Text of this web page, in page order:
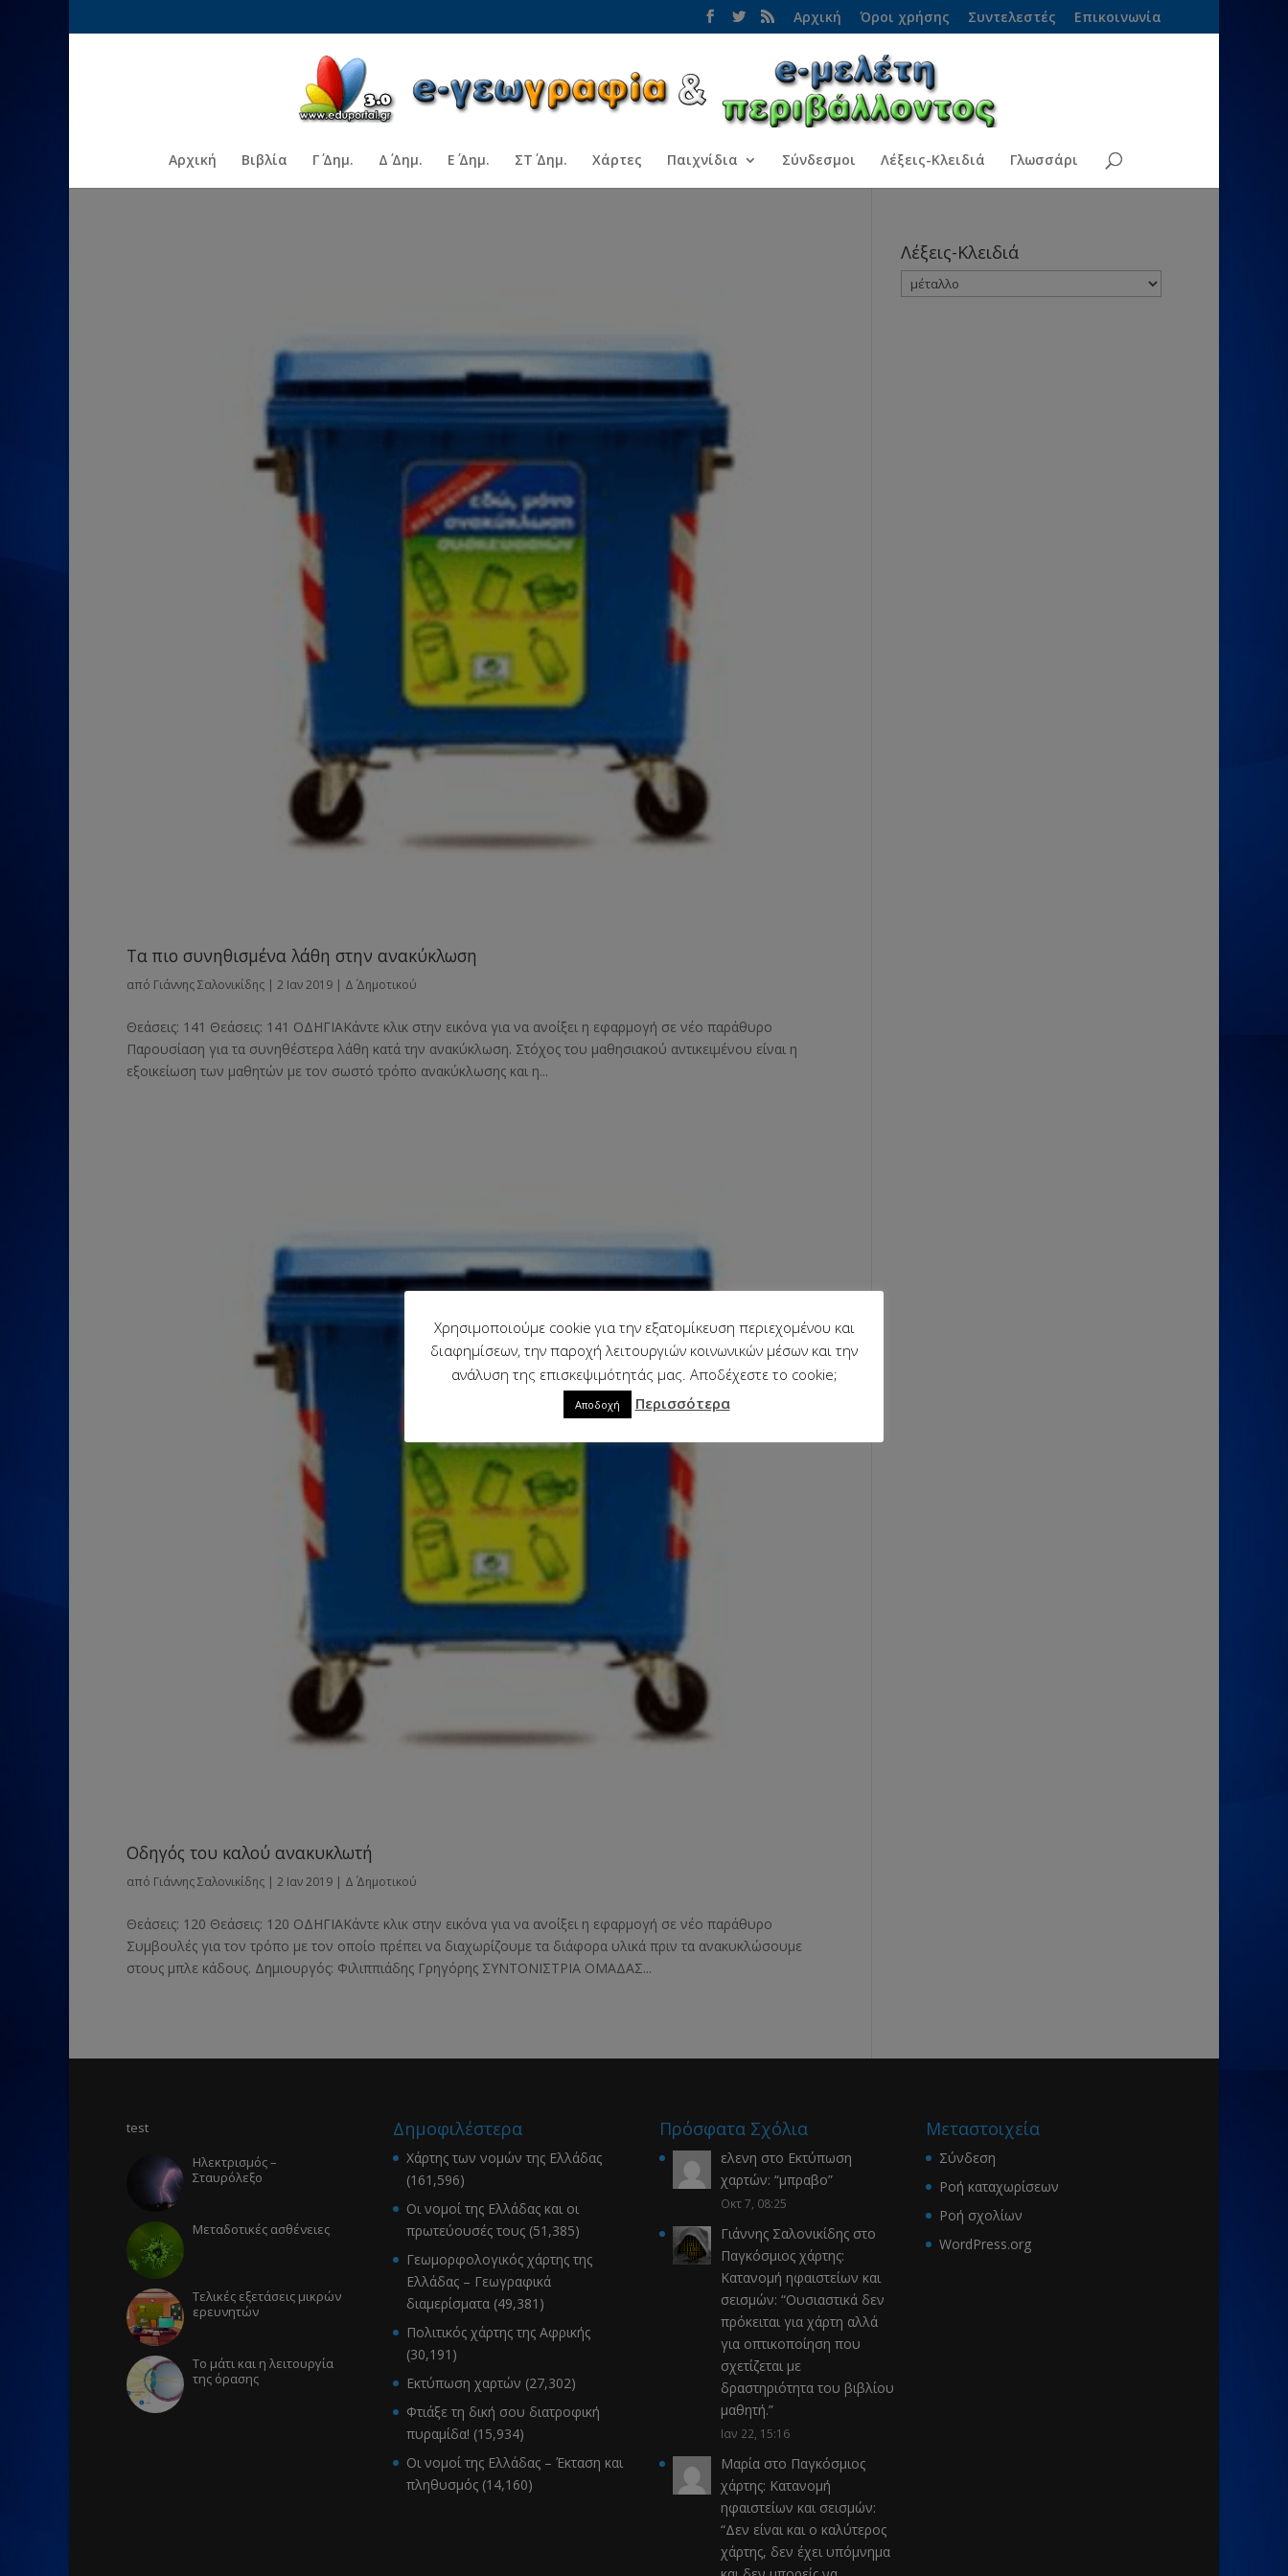
Αρχική Όροι χρήσης Συντελεστές Επικοινωνία
Αρχική Βιβλία Γ΄ Δημ. Δ΄ Δημ. Ε΄ Δημ. ΣΤ΄ Δημ. Χάρτες Παιχνίδια Σύνδεσμοι Λέξεις-Κλειδιά Γλωσσάρι
Τα πιο συνηθισμένα λάθη στην ανακύκλωση
από Γιάννης Σαλονικίδης | 2 Ιαν 2019 | Δ΄ Δημοτικού
Θεάσεις: 141 Θεάσεις: 141 ΟΔΗΓΙΑΚάντε κλικ στην εικόνα για να ανοίξει η εφαρμογή σε νέο παράθυρο
Παρουσίαση για τα συνηθέστερα λάθη κατά την ανακύκλωση. Στόχος του μαθησιακού αντικειμένου είναι η
εξοικείωση των μαθητών με τον σωστό τρόπο ανακύκλωσης και η...
Οδηγός του καλού ανακυκλωτή
από Γιάννης Σαλονικίδης | 2 Ιαν 2019 | Δ΄ Δημοτικού
Θεάσεις: 120 Θεάσεις: 120 ΟΔΗΓΙΑΚάντε κλικ στην εικόνα για να ανοίξει η εφαρμογή σε νέο παράθυρο
Συμβουλές για τον τρόπο με τον οποίο πρέπει να διαχωρίζουμε τα διάφορα υλικά πριν τα ανακυκλώσουμε
στους μπλε κάδους. Δημιουργός: Φιλιππιάδης Γρηγόρης ΣΥΝΤΟΝΙΣΤΡΙΑ ΟΜΑΔΑΣ...
Λέξεις-Κλειδιά
test
Ηλεκτρισμός –
Σταυρόλεξο
Μεταδοτικές ασθένειες
Τελικές εξετάσεις μικρών
ερευνητών
Το μάτι και η λειτουργία
της όρασης
Δημοφιλέστερα
Χάρτης των νομών της Ελλάδας
(161,596)
Οι νομοί της Ελλάδας και οι
πρωτεύουσές τους (51,385)
Γεωμορφολογικός χάρτης της
Ελλάδας – Γεωγραφικά
διαμερίσματα (49,381)
Πολιτικός χάρτης της Αφρικής
(30,191)
Εκτύπωση χαρτών (27,302)
Φτιάξε τη δική σου διατροφική
πυραμίδα! (15,934)
Οι νομοί της Ελλάδας – Έκταση και
πληθυσμός (14,160)
Πρόσφατα Σχόλια
ελενη στο Εκτύπωση
χαρτών: “μπραβο”
Οκτ 7, 08:25
Γιάννης Σαλονικίδης στο
Παγκόσμιος χάρτης:
Κατανομή ηφαιστείων και
σεισμών: “Ουσιαστικά δεν
πρόκειται για χάρτη αλλά
για οπτικοποίηση που
σχετίζεται με
δραστηριότητα του βιβλίου
μαθητή.”
Ιαν 22, 15:16
Μαρία στο Παγκόσμιος
χάρτης: Κατανομή
ηφαιστείων και σεισμών:
“Δεν είναι και ο καλύτερος
χάρτης, δεν έχει υπόμνημα
Μεταστοιχεία
Σύνδεση
Ροή καταχωρίσεων
Ροή σχολίων
WordPress.org
Χρησιμοποιούμε cookie για την εξατομίκευση περιεχομένου και
διαφημίσεων, την παροχή λειτουργιών κοινωνικών μέσων και την
ανάλυση της επισκεψιμότητάς μας. Αποδέχεστε το cookie;
Αποδοχή Περισσότερα